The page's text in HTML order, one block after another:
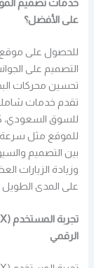
على الأفضل؟
للحصول على موقع
التصميم على
تقدم خدمات
للسوق السعودي،
للموقع مثل سرعة
بين التصميم
وزيادة الزيارات
على المدى
الرقمي